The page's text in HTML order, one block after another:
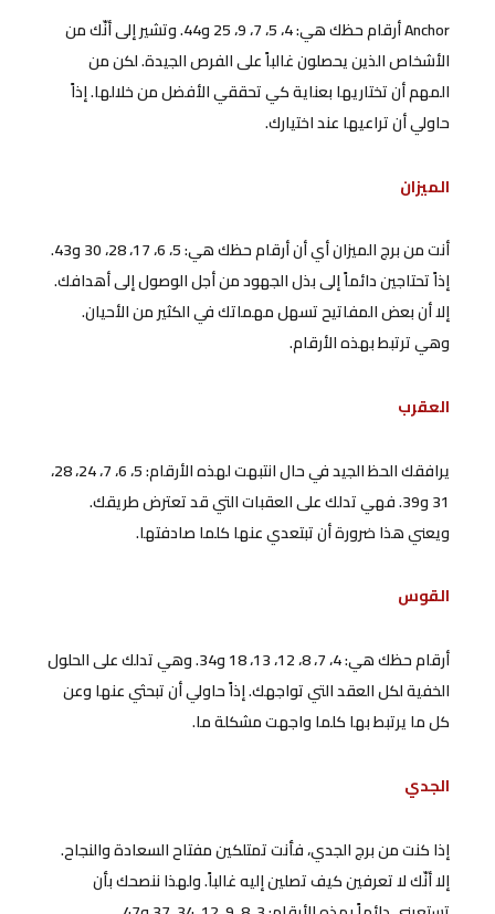
Anchor أرقام حظك هي: 4، 5، 7، 9، 25 و44. وتشير إلى أنّك من
الأشخاص الذين يحصلون غالباً على الفرص الجيدة. لكن من
المهم أن تختاريها بعناية كي تحققي الأفضل من خلالها. إذاً
حاولي أن تراعيها عند اختيارك.
الميزان
أنت من برج الميزان أي أن أرقام حظك هي: 5، 6، 17، 28، 30 و43.
إذاً تحتاجين دائماً إلى بذل الجهود من أجل الوصول إلى أهدافك.
إلا أن بعض المفاتيح تسهل مهماتك في الكثير من الأحيان.
وهي ترتبط بهذه الأرقام.
العقرب
يرافقك الحظ الجيد في حال انتبهت لهذه الأرقام: 5، 6، 7، 24، 28،
31 و39. فهي تدلك على العقبات التي قد تعترض طريقك.
ويعني هذا ضرورة أن تبتعدي عنها كلما صادفتها.
القوس
أرقام حظك هي: 4، 7، 8، 12، 13، 18 و34. وهي تدلك على الحلول
الخفية لكل العقد التي تواجهك. إذاً حاولي أن تبحثي عنها وعن
كل ما يرتبط بها كلما واجهت مشكلة ما.
الجدي
إذا كنت من برج الجدي، فأنت تمتلكين مفتاح السعادة والنجاح.
إلا أنّك لا تعرفين كيف تصلين إليه غالباً. ولهذا ننصحك بأن